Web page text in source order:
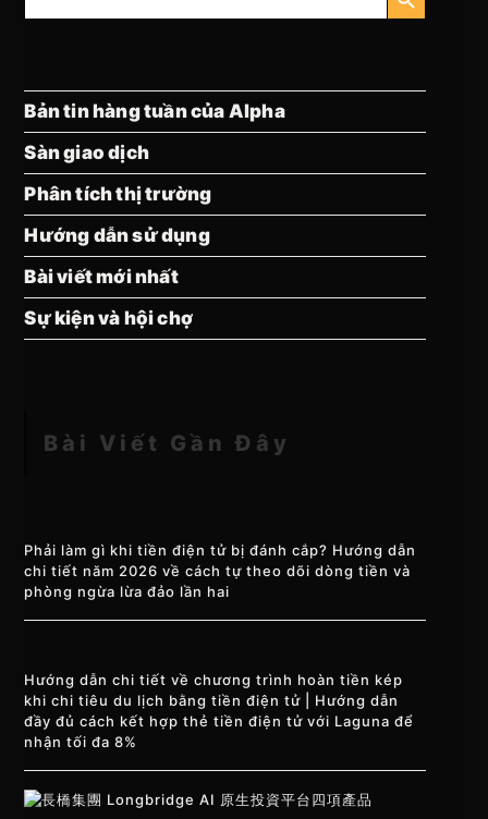
Bản tin hàng tuần của Alpha
Sàn giao dịch
Phân tích thị trường
Hướng dẫn sử dụng
Bài viết mới nhất
Sự kiện và hội chợ
Bài Viết Gần Đây
Phải làm gì khi tiền điện tử bị đánh cắp? Hướng dẫn
chi tiết năm 2026 về cách tự theo dõi dòng tiền và
phòng ngừa lừa đảo lần hai
Hướng dẫn chi tiết về chương trình hoàn tiền kép
khi chi tiêu du lịch bằng tiền điện tử | Hướng dẫn
đầy đủ cách kết hợp thẻ tiền điện tử với Laguna để
nhận tối đa 8%